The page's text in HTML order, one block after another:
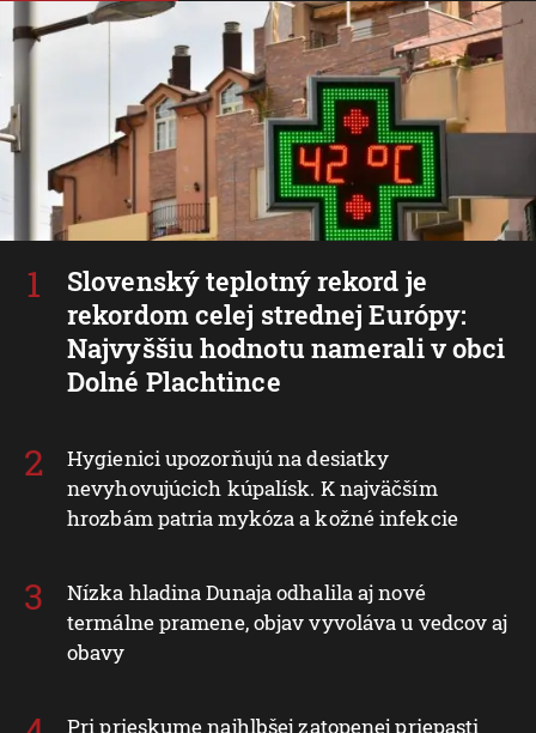
Slovenský teplotný rekord je
rekordom celej strednej Európy:
Najvyššiu hodnotu namerali v obci
Dolné Plachtince
Hygienici upozorňujú na desiatky
nevyhovujúcich kúpalísk. K najväčším
hrozbám patria mykóza a kožné infekcie
Nízka hladina Dunaja odhalila aj nové
termálne pramene, objav vyvoláva u vedcov aj
obavy
Pri prieskume najhlbšej zatopenej priepasti